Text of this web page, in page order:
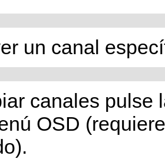
un canal
canales pulse
OSD